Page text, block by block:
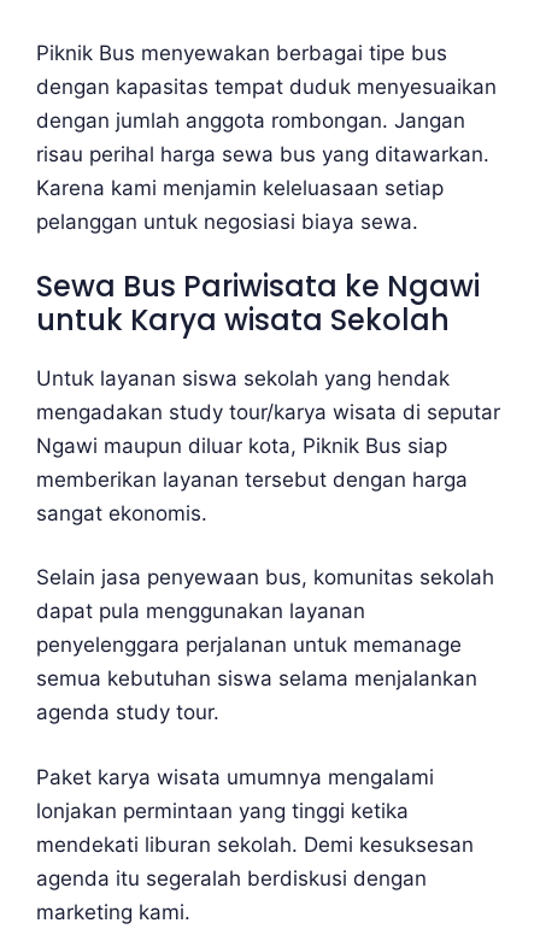
Piknik Bus menyewakan berbagai tipe bus
dengan kapasitas tempat duduk menyesuaikan
dengan jumlah anggota rombongan. Jangan
risau perihal harga sewa bus yang ditawarkan.
Karena kami menjamin keleluasaan setiap
pelanggan untuk negosiasi biaya sewa.
Sewa Bus Pariwisata ke Ngawi
untuk Karya wisata Sekolah
Untuk layanan siswa sekolah yang hendak
mengadakan study tour/karya wisata di seputar
Ngawi maupun diluar kota, Piknik Bus siap
memberikan layanan tersebut dengan harga
sangat ekonomis.
Selain jasa penyewaan bus, komunitas sekolah
dapat pula menggunakan layanan
penyelenggara perjalanan untuk memanage
semua kebutuhan siswa selama menjalankan
agenda study tour.
Paket karya wisata umumnya mengalami
lonjakan permintaan yang tinggi ketika
mendekati liburan sekolah. Demi kesuksesan
agenda itu segeralah berdiskusi dengan
marketing kami.